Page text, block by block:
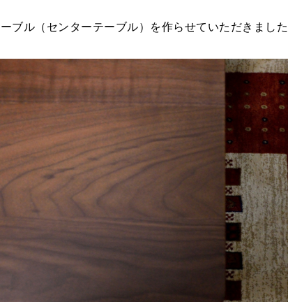
ブル （センターテーブル）を作らせていただきました